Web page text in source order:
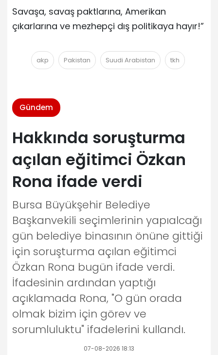
Savaşa, savaş paktlarına, Amerikan
çıkarlarına ve mezhepçi dış politikaya hayır!”
akp Pakistan Suudi Arabistan tkh
Gündem
Hakkında soruşturma
açılan eğitimci Özkan
Rona ifade verdi
Bursa Büyükşehir Belediye
Başkanvekili seçimlerinin yapıalcağı
gün belediye binasının önüne gittiği
için soruşturma açılan eğitimci
Özkan Rona bugün ifade verdi.
İfadesinin ardından yaptığı
açıklamada Rona, "O gün orada
olmak bizim için görev ve
sorumluluktu" ifadelerini kullandı.
07-08-2026 18:13